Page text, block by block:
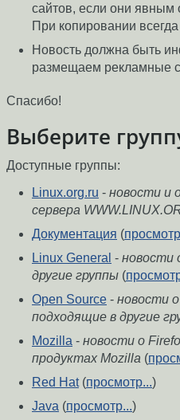
сайтов, если они явным
При копировании
Новость должна быть
размещаем рекламные
Спасибо!
Выберите
Доступные группы:
Linux.org.ru - новости и
сервера
Документация (
Linux General - новости
другие группы (
Open Source - новости
подходящие в другие
Mozilla - новости о
продуктах Mozilla (
Red Hat(просмотр...)
Java (просмотр...)